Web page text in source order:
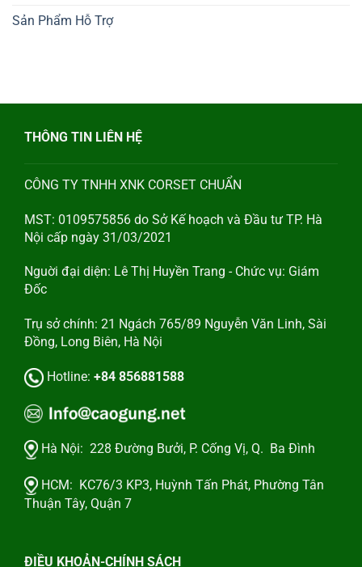
Sản Phẩm Hỗ Trợ
THÔNG TIN LIÊN HỆ
CÔNG TY TNHH XNK CORSET CHUẨN
MST: 0109575856 do Sở Kế hoạch và Đầu tư TP. Hà
Nội cấp ngày 31/03/2021
Nguời đại diện: Lê Thị Huyền Trang - Chức vụ: Giám
Đốc
Trụ sở chính: 21 Ngách 765/89 Nguyễn Văn Linh, Sài
Đồng, Long Biên, Hà Nội
Hotline: +84 856881588
Hà Nội: 228 Đường Bưởi, P. Cống Vị, Q. Ba Đình
HCM: KC76/3 KP3, Huỳnh Tấn Phát, Phường Tân
Thuận Tây, Quận 7
ĐIỀU KHOẢN-CHÍNH SÁCH